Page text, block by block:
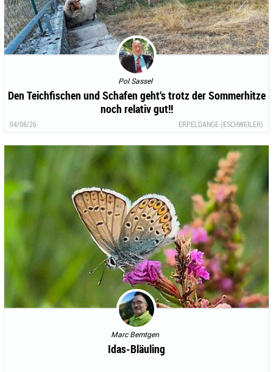
Pol Sassel
Den Teichfischen und Schafen geht‘s trotz der Sommerhitze
noch relativ gut!!
04/08/26 ERPELDANGE (ESCHWEILER)
Marc Bemtgen
Idas-Bläuling